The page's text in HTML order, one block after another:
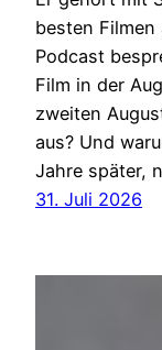
besten Filmen
Podcast
Film in der
zweiten
aus? Und
Jahre später,
31. Juli 2026